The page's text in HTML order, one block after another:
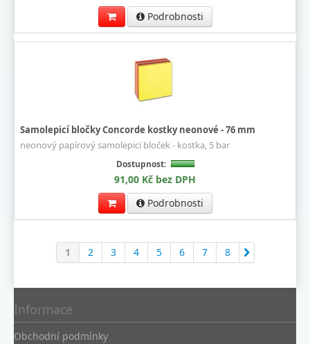
Podrobnosti
Samolepicí bločky Concorde kostky neonové - 76 mm
neonový papírový samolepicí bloček - kostka, 5 bar
Dostupnost:
91,00 Kč bez DPH
Podrobnosti
1 2 3 4 5 6 7 8
Informace
Obchodní podmínky